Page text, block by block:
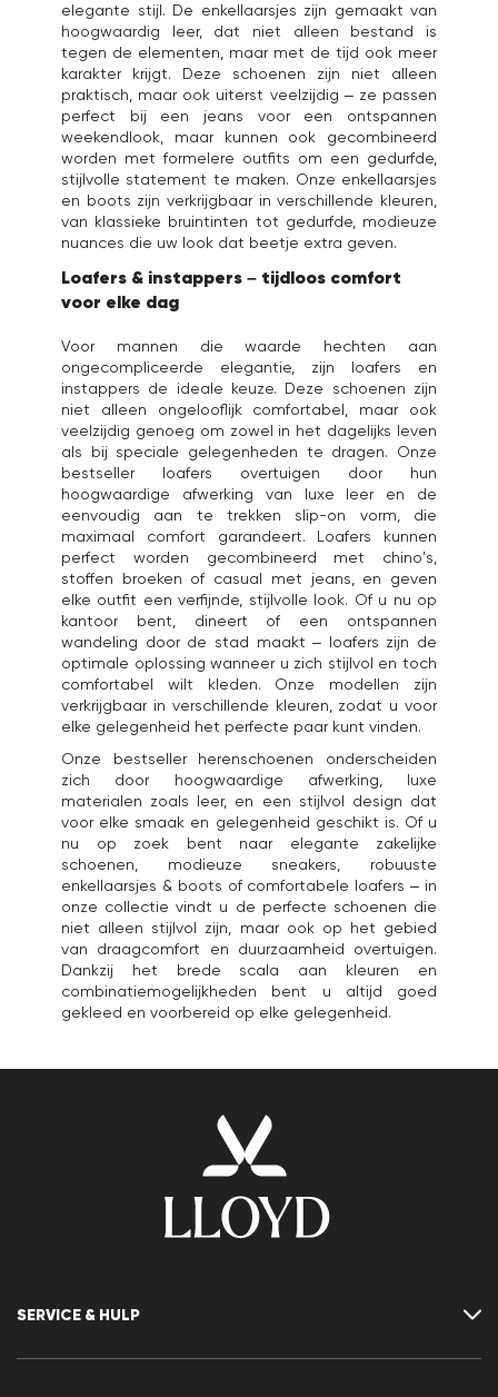
elegante stijl. De enkellaarsjes zijn gemaakt van
hoogwaardig leer, dat niet alleen bestand is
tegen de elementen, maar met de tijd ook meer
karakter krijgt. Deze schoenen zijn niet alleen
praktisch, maar ook uiterst veelzijdig – ze passen
perfect bij een jeans voor een ontspannen
weekendlook, maar kunnen ook gecombineerd
worden met formelere outfits om een gedurfde,
stijlvolle statement te maken. Onze enkellaarsjes
en boots zijn verkrijgbaar in verschillende kleuren,
van klassieke bruintinten tot gedurfde, modieuze
nuances die uw look dat beetje extra geven.
Loafers & instappers – tijdloos comfort
voor elke dag
Voor mannen die waarde hechten aan
ongecompliceerde elegantie, zijn loafers en
instappers de ideale keuze. Deze schoenen zijn
niet alleen ongelooflijk comfortabel, maar ook
veelzijdig genoeg om zowel in het dagelijks leven
als bij speciale gelegenheden te dragen. Onze
bestseller loafers overtuigen door hun
hoogwaardige afwerking van luxe leer en de
eenvoudig aan te trekken slip-on vorm, die
maximaal comfort garandeert. Loafers kunnen
perfect worden gecombineerd met chino’s,
stoffen broeken of casual met jeans, en geven
elke outfit een verfijnde, stijlvolle look. Of u nu op
kantoor bent, dineert of een ontspannen
wandeling door de stad maakt – loafers zijn de
optimale oplossing wanneer u zich stijlvol en toch
comfortabel wilt kleden. Onze modellen zijn
verkrijgbaar in verschillende kleuren, zodat u voor
elke gelegenheid het perfecte paar kunt vinden.
Onze bestseller herenschoenen onderscheiden
zich door hoogwaardige afwerking, luxe
materialen zoals leer, en een stijlvol design dat
voor elke smaak en gelegenheid geschikt is. Of u
nu op zoek bent naar elegante zakelijke
schoenen, modieuze sneakers, robuuste
enkellaarsjes & boots of comfortabele loafers – in
onze collectie vindt u de perfecte schoenen die
niet alleen stijlvol zijn, maar ook op het gebied
van draagcomfort en duurzaamheid overtuigen.
Dankzij het brede scala aan kleuren en
combinatiemogelijkheden bent u altijd goed
gekleed en voorbereid op elke gelegenheid.
SERVICE & HULP